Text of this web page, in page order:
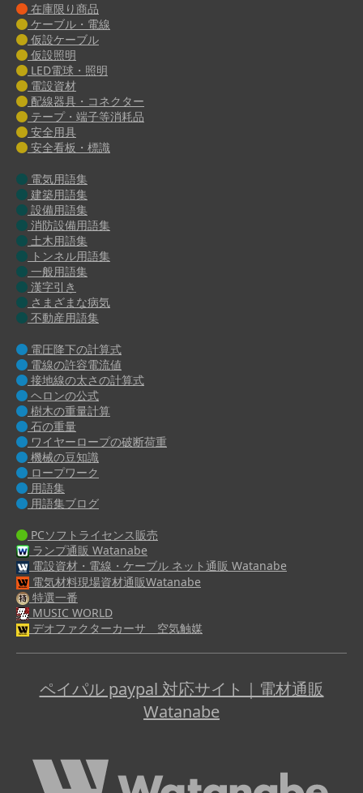
在庫限り商品
ケーブル・電線
仮設ケーブル
仮設照明
LED電球・照明
電設資材
配線器具・コネクター
テープ・端子等消耗品
安全用具
安全看板・標識
電気用語集
建築用語集
設備用語集
消防設備用語集
土木用語集
トンネル用語集
一般用語集
漢字引き
さまざまな病気
不動産用語集
電圧降下の計算式
電線の許容電流値
接地線の太さの計算式
ヘロンの公式
樹木の重量計算
石の重量
ワイヤーロープの破断荷重
機械の豆知識
ロープワーク
用語集
用語集ブログ
PCソフトライセンス販売
ランプ通販 Watanabe
電設資材・電線・ケーブル ネット通販 Watanabe
電気材料現場資材通販Watanabe
特選一番
MUSIC WORLD
デオファクターカーサ 空気触媒
ペイパル paypal 対応サイト｜電材通販
Watanabe